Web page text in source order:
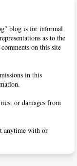
blog is for informal
as to the
on this site
in this
or damages from
anytime with or